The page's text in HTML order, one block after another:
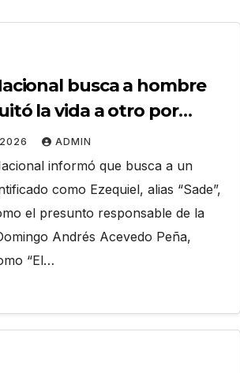
busca a hombre
la vida a otro por
RD$50 en Santiago
ADMIN
informó que busca a un
como Ezequiel, alias “Sade”,
el presunto responsable de la
Andrés Acevedo Peña,
“El…